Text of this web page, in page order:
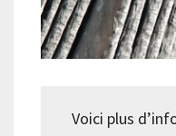
Voici plus